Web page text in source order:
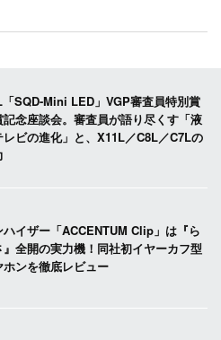
SQD-Mini LED」VGP審査員特別賞
記念座談会。審査員が語り尽くす「液
レビの進化」と、X11L／C8L／C7Lの
ハイザー「ACCENTUM Clip」は『ら
』全開の実力機！同社初イヤーカフ型
ホンを徹底レビュー